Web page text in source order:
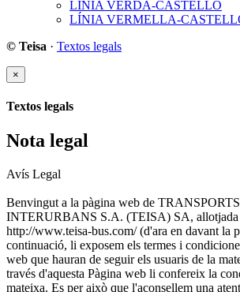
LÍNIA VERDA-CASTELLÓ
LÍNIA VERMELLA-
© Teisa · Textos legals
×
Textos legals
Nota legal
Avís Legal
Benvingut a la pàgina web de
INTERURBANS S.A. (TEISA) SA, allotjada
http://www.teisa-bus.com/ (d'ara en davant la
continuació, li exposem els termes i
web que hauran de seguir els usuaris de la
través d'aquesta Pàgina web li confereix la
mateixa. Es per això que l'aconsellem una